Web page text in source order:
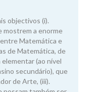
objectivos (i).
mostrem a enorme
Matemática e
de Matemática, de
(ao nível
secundário), que
de Arte, (iii).